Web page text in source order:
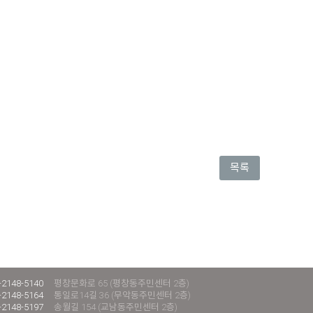
목록
5140
평창문화로 65 (평창동주민센터 2층)
5164
통일로14길 36 (무악동주민센터 2층)
5197
송월길 154 (교남동주민센터 2층)